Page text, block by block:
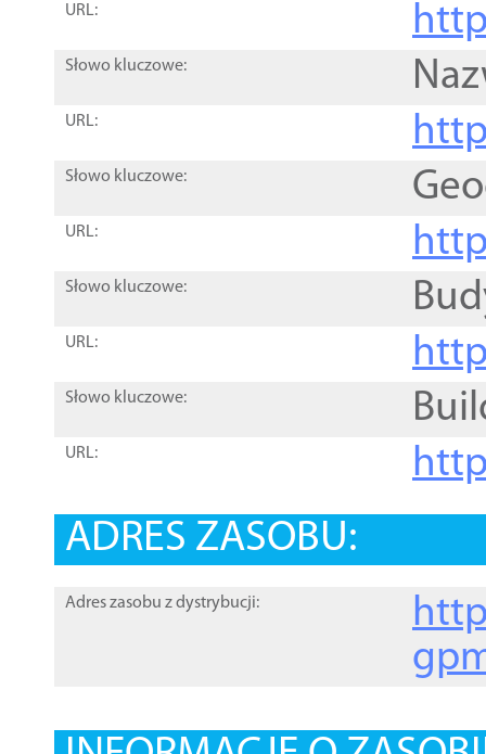
URL:
Słowo kluczowe:
URL:
Słowo kluczowe:
URL:
Słowo kluczowe:
URL:
Słowo kluczowe:
URL:
ADRES ZASOBU:
Adres zasobu z dystrybucji: